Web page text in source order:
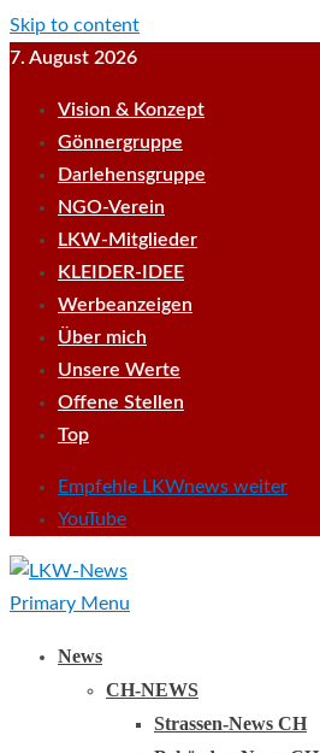
Skip to content
7. August 2026
Vision & Konzept
Gönnergruppe
Darlehensgruppe
NGO-Verein
LKW-Mitglieder
KLEIDER-IDEE
Werbeanzeigen
Über mich
Unsere Werte
Offene Stellen
Top
Empfehle LKWnews weiter
YouTube
Primary Menu
News
CH-NEWS
Strassen-News CH